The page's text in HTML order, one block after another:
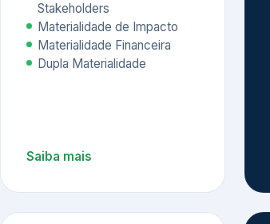
Stakeholders
Materialidade de Impacto
Materialidade Financeira
Dupla Materialidade
Saiba mais